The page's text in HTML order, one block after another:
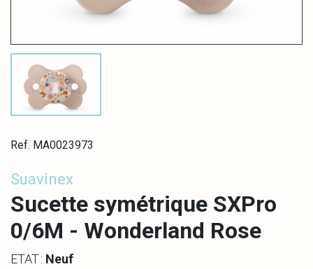
Ref. MA0023973
Suavinex
Sucette symétrique SXPro
0/6M - Wonderland Rose
ETAT : Neuf